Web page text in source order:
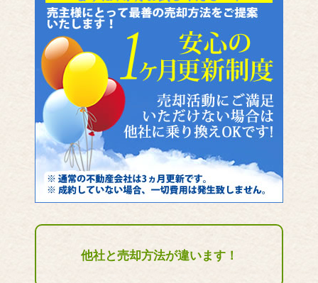
他社と売却方法が違います！